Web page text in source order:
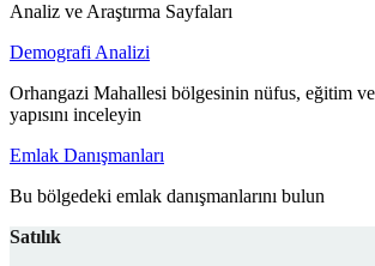
Analiz ve Araştırma Sayfaları
Demografi Analizi
Orhangazi Mahallesi bölgesinin nüfus, eğitim
yapısını inceleyin
Emlak Danışmanları
Bu bölgedeki emlak danışmanlarını bulun
Satılık